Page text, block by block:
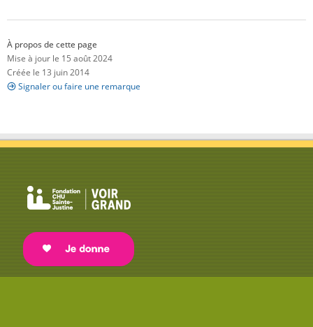
À propos de cette page
Mise à jour le 15 août 2024
Créée le 13 juin 2014
Signaler ou faire une remarque